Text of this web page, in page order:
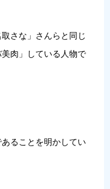
さな」さんらと同じ
美肉」している人物で
ることを明かしてい